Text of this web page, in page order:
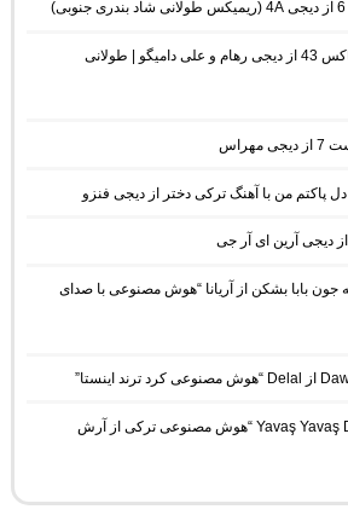
دانلود ریمیکس موزیک باکس 43 از دیجی رهام و علی دامیگو | طولانی
پاکتم من با آهنگ ترکی دختر از دیجی فنزو
دیجی آرین ای آر جی
جون بابا بشکن از آریانا “هوش مصنوعی با صدای
دانلود آهنگ Yavaş Yavaş Derin Derin “هوش مصنوعی ترکی از آرش